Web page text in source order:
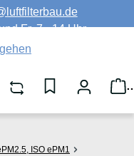
Fr. 7 - 14 Uhr
ISO ePM1